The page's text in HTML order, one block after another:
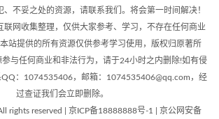
不妥之处的资源，请联系我们。将会第一时间解决！
网收集整理，仅供大家参考、学习，不存在任何商业
站提供的所有资源仅供参考学习使用，版权归原著所
与任何商业和非法行为，请于24小时之内删除!如有侵
：1074535406，邮箱：1074535406@qq.com，经
过查证我们会立即删除。
rights reserved | 京ICP备18888888号-1 | 京公网安备